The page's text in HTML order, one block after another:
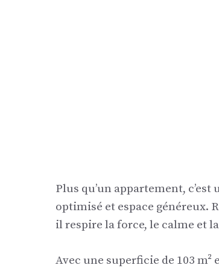
Plus qu’un appartement,
optimisé et espace généreux.
il respire la force, le calme et
Avec une superficie de 103